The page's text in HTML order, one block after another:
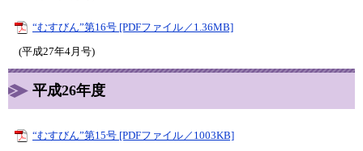
“むすびん”第16号 [PDFファイル／1.36MB]
(平成27年4月号)
平成26年度
“むすびん”第15号 [PDFファイル／1003KB]